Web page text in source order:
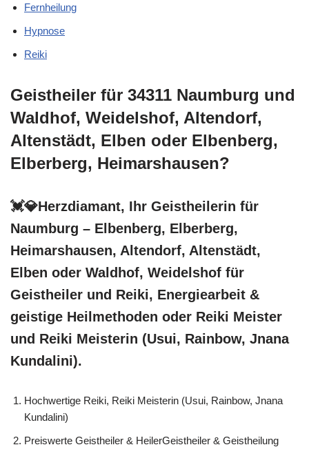
Fernheilung
Hypnose
Reiki
Geistheiler für 34311 Naumburg und
Waldhof, Weidelshof, Altendorf,
Altenstädt, Elben oder Elbenberg,
Elberberg, Heimarshausen?
💓️💎Herzdiamant, Ihr Geistheilerin für
Naumburg – Elbenberg, Elberberg,
Heimarshausen, Altendorf, Altenstädt,
Elben oder Waldhof, Weidelshof für
Geistheiler und Reiki, Energiearbeit &
geistige Heilmethoden oder Reiki Meister
und Reiki Meisterin (Usui, Rainbow, Jnana
Kundalini).
Hochwertige Reiki, Reiki Meisterin (Usui, Rainbow, Jnana
Kundalini)
Preiswerte Geistheiler & HeilerGeistheiler & Geistheilung